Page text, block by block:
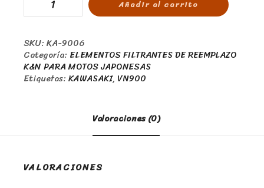
Añadir al carrito
SKU:KA-9006
Categoría: ELEMENTOS FILTRANTES DE REEMPLAZO
K&N PARA MOTOS JAPONESAS
Etiquetas:KAWASAKI, VN900
Valoraciones (0)
VALORACIONES